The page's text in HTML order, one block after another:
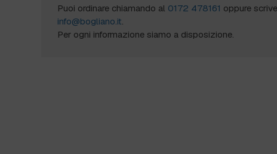
Puoi ordinare chiamando al 0172 478161 oppure
info@bogliano.it.
Per ogni informazione siamo a disposizione.